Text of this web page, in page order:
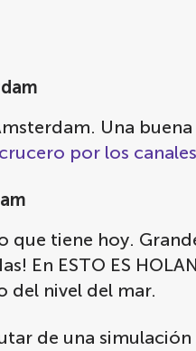
Una
por los canales
tiene hoy.
En ESTO ES
del nivel del mar.
de una